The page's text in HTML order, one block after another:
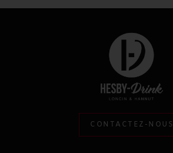
CONTACTEZ-NOUS